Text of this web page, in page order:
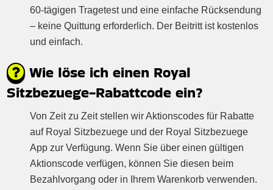
60-tägigen Tragetest und eine einfache Rücksendung
– keine Quittung erforderlich. Der Beitritt ist kostenlos
und einfach.
Wie löse ich einen Royal
Sitzbezuege-Rabattcode ein?
Von Zeit zu Zeit stellen wir Aktionscodes für Rabatte
auf Royal Sitzbezuege und der Royal Sitzbezuege
App zur Verfügung. Wenn Sie über einen gültigen
Aktionscode verfügen, können Sie diesen beim
Bezahlvorgang oder in Ihrem Warenkorb verwenden.